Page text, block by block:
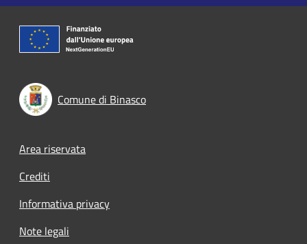
Comune di Binasco
Footer menu
Area riservata
Crediti
Informativa privacy
Note legali